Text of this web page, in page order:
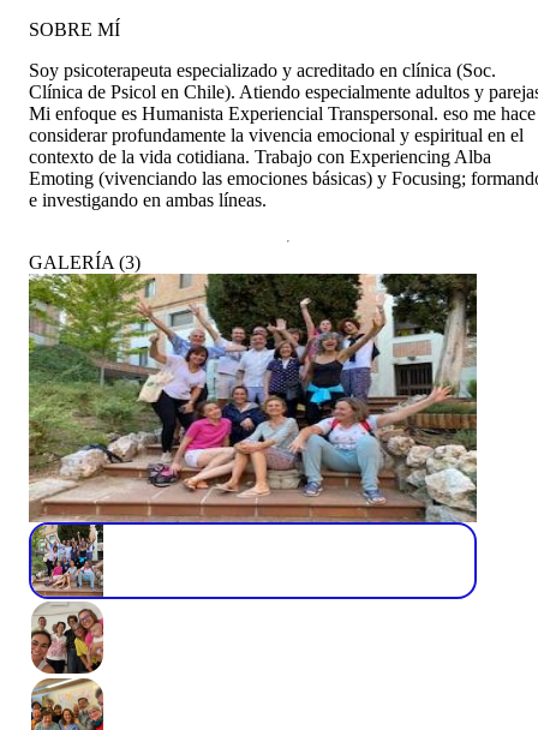
SOBRE MÍ
Soy psicoterapeuta especializado y acreditado en clínica (Soc.
Clínica de Psicol en Chile). Atiendo especialmente adultos y
Mi enfoque es Humanista Experiencial Transpersonal. eso me hace
considerar profundamente la vivencia emocional y espiritual en el
contexto de la vida cotidiana. Trabajo con Experiencing Alba
Emoting (vivenciando las emociones básicas) y Focusing;
e investigando en ambas líneas.
GALERÍA (3)